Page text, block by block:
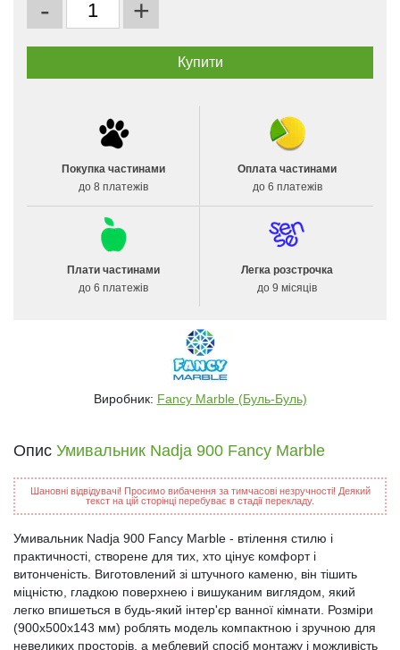
- +
Покупка частинами
до 8 платежів
Оплата частинами
до 6 платежів
Плати частинами
до 6 платежів
Легка розстрочка
до 9 місяців
Виробник: Fancy Marble (Буль-Буль)
Опис Умивальник Nadja 900 Fancy Marble
Шановні відвідувачі! Просимо вибачення за тимчасові незручності! Деякий
текст на цій сторінці перебуває в стадії перекладу.
Умивальник Nadja 900 Fancy Marble - втілення стилю і
практичності, створене для тих, хто цінує комфорт і
витонченість. Виготовлений зі штучного каменю, він тішить
міцністю, гладкою поверхнею і вишуканим виглядом, який
легко впишеться в будь-який інтер'єр ванної кімнати. Розміри
(900x500x143 мм) роблять модель компактною і зручною для
невеликих просторів, а меблевий спосіб монтажу і можливість